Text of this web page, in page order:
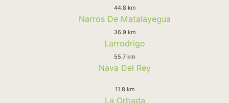
44.8 km
Narros De Matalayegua
36.9 km
Larrodrigo
55.7 km
Nava Del Rey
11.8 km
La Orbada